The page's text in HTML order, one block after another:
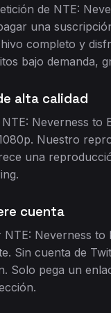
de NTE:
una
completo y
bajo demanda,
alta calidad
Neverness to
Nuestro
una
cuenta
NTE: Neverness to
Sin cuenta de
Solo pega un